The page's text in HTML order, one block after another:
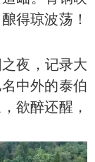
得琼波荡！
夜，记录大
中外的泰伯
欲醉还醒，